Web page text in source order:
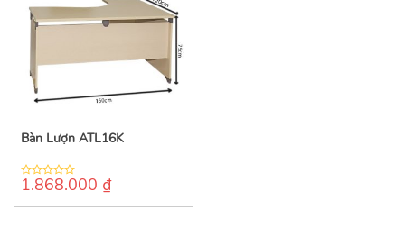
Bàn Lượn ATL16K
0
of
1.868.000 ₫